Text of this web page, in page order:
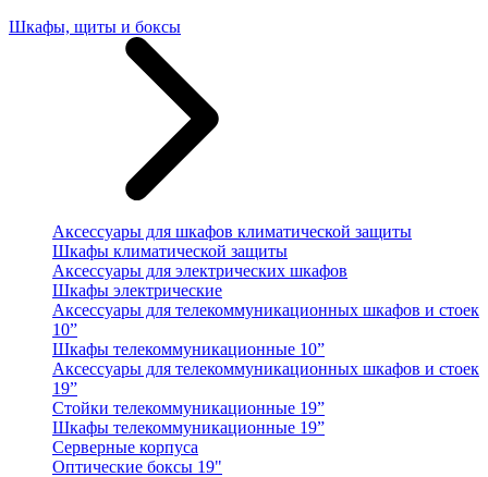
Шкафы, щиты и боксы
Аксессуары для шкафов климатической защиты
Шкафы климатической защиты
Аксессуары для электрических шкафов
Шкафы электрические
Аксессуары для телекоммуникационных шкафов и стоек
10”
Шкафы телекоммуникационные 10”
Аксессуары для телекоммуникационных шкафов и стоек
19”
Стойки телекоммуникационные 19”
Шкафы телекоммуникационные 19”
Серверные корпуса
Оптические боксы 19"